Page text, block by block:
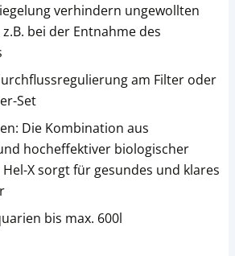
verhindern ungewollten
bei der Entnahme des
am Filter oder
Set
Die Kombination aus
hocheffektiver biologischer
X sorgt für gesundes und klares
bis max. 600l